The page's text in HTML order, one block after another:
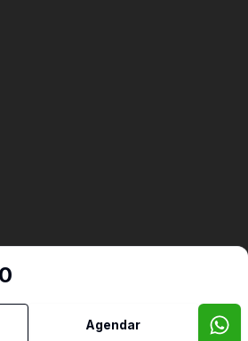
Agendar
Selo de Tecnologia Loft